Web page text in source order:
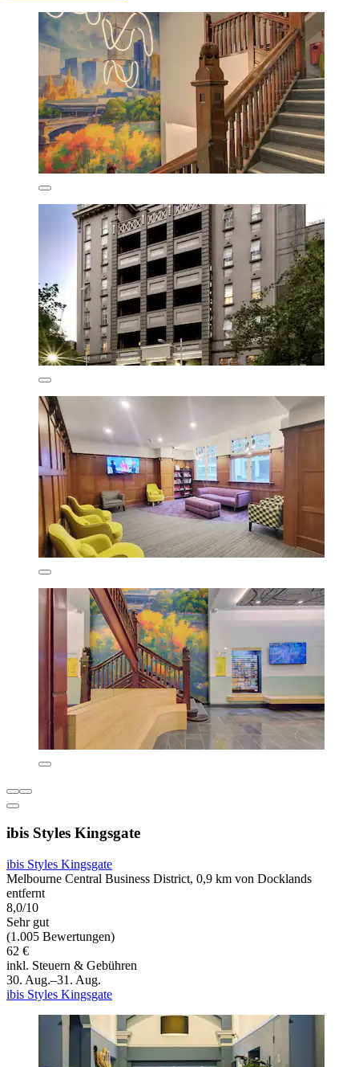
ibis Styles Kingsgate
ibis Styles Kingsgate
Melbourne Central Business District, 0,9 km von Docklands
entfernt
8,0/10
Sehr gut
(1.005 Bewertungen)
62 €
inkl. Steuern & Gebühren
30. Aug.–31. Aug.
ibis Styles Kingsgate